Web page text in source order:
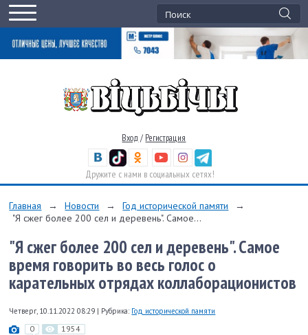
Вход / Регистрация
Дружите с нами в социальных сетях!
Главная → Новости → Год исторической памяти
→
"Я сжег более 200 сел и деревень". Самое...
"Я сжег более 200 сел и деревень". Самое
время говорить во весь голос о
карательных отрядах коллаборационистов
Четверг, 10.11.2022 08:29 | Рубрика: Год исторической памяти
0 1954